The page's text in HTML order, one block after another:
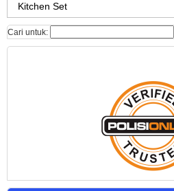
Kitchen Set
Cari untuk: